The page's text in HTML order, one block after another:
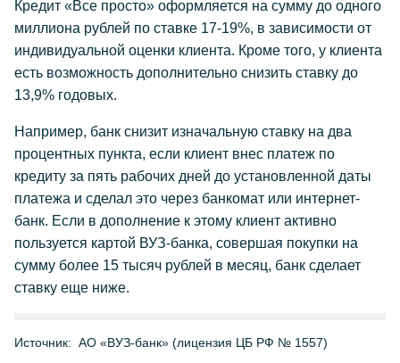
Кредит «Все просто» оформляется на сумму до одного
миллиона рублей по ставке 17-19%, в зависимости от
индивидуальной оценки клиента. Кроме того, у клиента
есть возможность дополнительно снизить ставку до
13,9% годовых.
Например, банк снизит изначальную ставку на два
процентных пункта, если клиент внес платеж по
кредиту за пять рабочих дней до установленной даты
платежа и сделал это через банкомат или интернет-
банк. Если в дополнение к этому клиент активно
пользуется картой ВУЗ-банка, совершая покупки на
сумму более 15 тысяч рублей в месяц, банк сделает
ставку еще ниже.
Источник: АО «ВУЗ-банк» (лицензия ЦБ РФ № 1557)